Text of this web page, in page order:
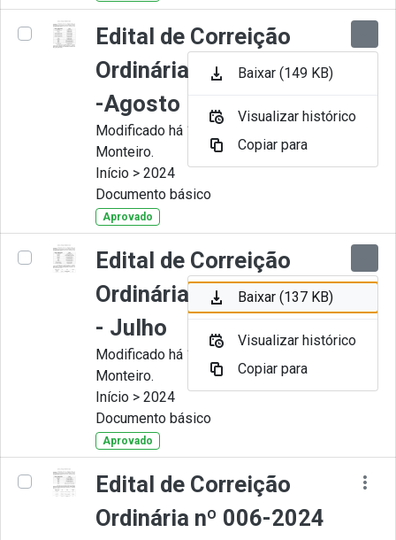
Edital de Correição
Ordinária nº 008-2024
-Agosto
Modificado há 11 Meses por Juliana
Monteiro.
Início > 2024
Documento básico
Aprovado
Edital de Correição
Ordinária nº 007-2024
- Julho
Modificado há 11 Meses por Juliana
Monteiro.
Início > 2024
Documento básico
Aprovado
Edital de Correição
Ordinária nº 006-2024
Baixar (149 KB)
Visualizar histórico
Copiar para
Baixar (137 KB)
Visualizar histórico
Copiar para